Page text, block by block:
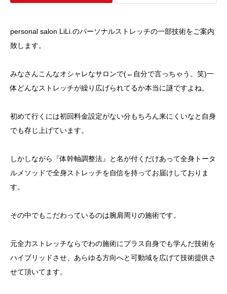
personal salon LiLi. のパーソナルストレッチの一部技術をご案内
致します。
みなさんこんなオシャレなサロンで(← 自分で言っちゃう。笑)一
体どんなストレッチが繰り広げられてるか本当に謎ですよね。
初めて行くには初回料金設定がない分もちろん来にくいなと自身
でも存じ上げています。
しかしながら『体幹軸調整法』と名が付くだけあって全身トータ
ルメソッドで全身ストレッチを自信を持ってお届けしておりま
す。
その中でもこだわっているのは腕肩周りの施術です。
元全力ストレッチならでわの施術にプラス自身でも学んだ技術を
ハイブリッドさせ、あらゆる方向へと可動域を広げて技術提供さ
せて頂いてます。